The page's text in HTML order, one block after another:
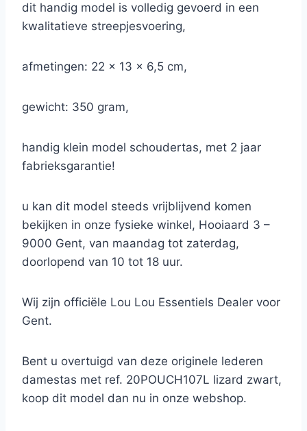
dit handig model is volledig gevoerd in een
kwalitatieve streepjesvoering,
afmetingen: 22 x 13 x 6,5 cm,
gewicht: 350 gram,
handig klein model schoudertas, met 2 jaar
fabrieksgarantie!
u kan dit model steeds vrijblijvend komen
bekijken in onze fysieke winkel, Hooiaard 3 –
9000 Gent, van maandag tot zaterdag,
doorlopend van 10 tot 18 uur.
Wij zijn officiële Lou Lou Essentiels Dealer voor
Gent.
Bent u overtuigd van deze originele lederen
damestas met ref. 20POUCH107L lizard zwart,
koop dit model dan nu in onze webshop.